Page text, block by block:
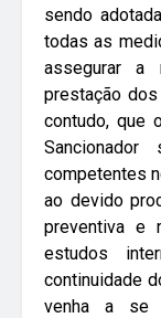
sendo
todas as
assegurar a
prestação
contudo, que
Sancionador
competentes
ao devido
preventiva e
estudos
continuidade
venha a se